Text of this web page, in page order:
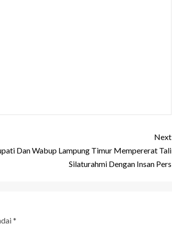
Next
Dan Wabup Lampung Timur Mempererat Tali
Silaturahmi Dengan Insan Pers
*